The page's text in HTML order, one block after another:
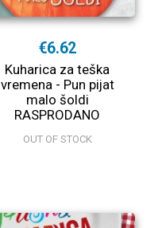
€6.62
Kuharica za teška
vremena - Pun pijat
malo šoldi
RASPRODANO
OUT OF STOCK